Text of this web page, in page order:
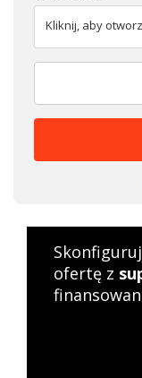
Kliknij, aby
Skonfiguruj
ofertę z